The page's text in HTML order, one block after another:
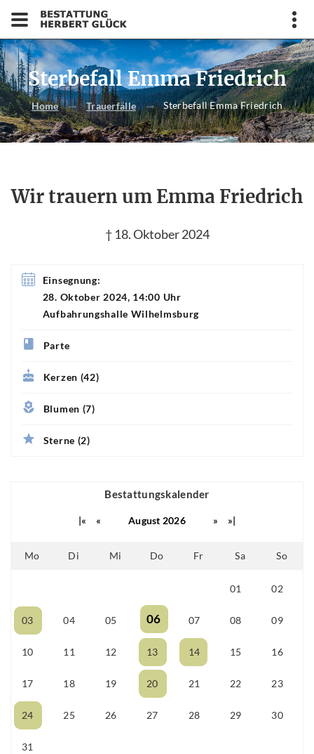
Sterbefall Emma Friedrich
Home Trauerfälle Sterbefall Emma Friedrich
Wir trauern um Emma Friedrich
† 18. Oktober 2024
Einsegnung:
28. Oktober 2024, 14:00 Uhr
Aufbahrungshalle Wilhelmsburg
Parte
Kerzen (42)
Blumen (7)
Sterne (2)
Bestattungskalender
|« « August 2026 » »|
Mo Di Mi Do Fr Sa So
01 02
03 04 05 06 07 08 09
10 11 12 13 14 15 16
17 18 19 20 21 22 23
24 25 26 27 28 29 30
31